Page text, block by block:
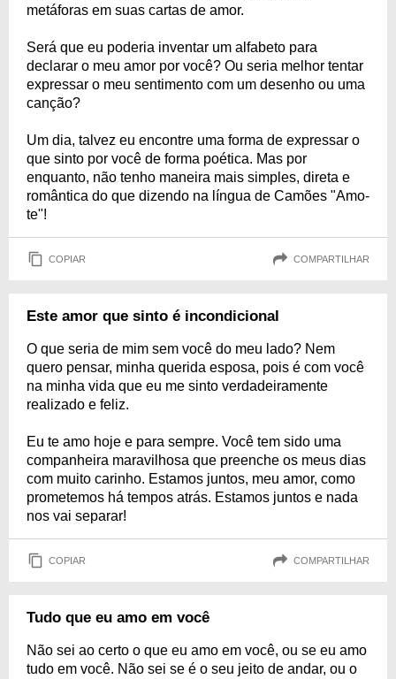
metáforas em suas cartas de amor.
Será que eu poderia inventar um alfabeto para
declarar o meu amor por você? Ou seria melhor tentar
expressar o meu sentimento com um desenho ou uma
canção?
Um dia, talvez eu encontre uma forma de expressar o
que sinto por você de forma poética. Mas por
enquanto, não tenho maneira mais simples, direta e
romântica do que dizendo na língua de Camões "Amo-
te"!
COPIAR COMPARTILHAR
Este amor que sinto é incondicional
O que seria de mim sem você do meu lado? Nem
quero pensar, minha querida esposa, pois é com você
na minha vida que eu me sinto verdadeiramente
realizado e feliz.
Eu te amo hoje e para sempre. Você tem sido uma
companheira maravilhosa que preenche os meus dias
com muito carinho. Estamos juntos, meu amor, como
prometemos há tempos atrás. Estamos juntos e nada
nos vai separar!
COPIAR COMPARTILHAR
Tudo que eu amo em você
Não sei ao certo o que eu amo em você, ou se eu amo
tudo em você. Não sei se é o seu jeito de andar, ou o